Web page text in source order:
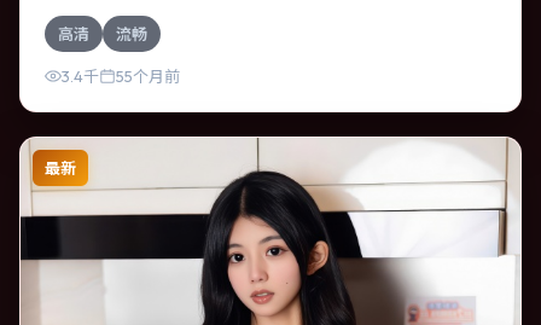
同演绎。本片为爱情类型，主要班底与取景来自德国。时间
循环困住主角，每一次醒来规则都在改变。影片整体气质浓
烈，节奏紧凑，人物动机清晰，适合喜欢强情节与细腻表演
高清 流畅
3.4千 55个月前
最新